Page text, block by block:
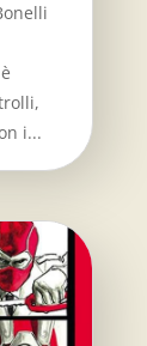
i...